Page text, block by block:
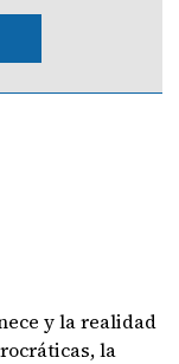
y la realidad
la